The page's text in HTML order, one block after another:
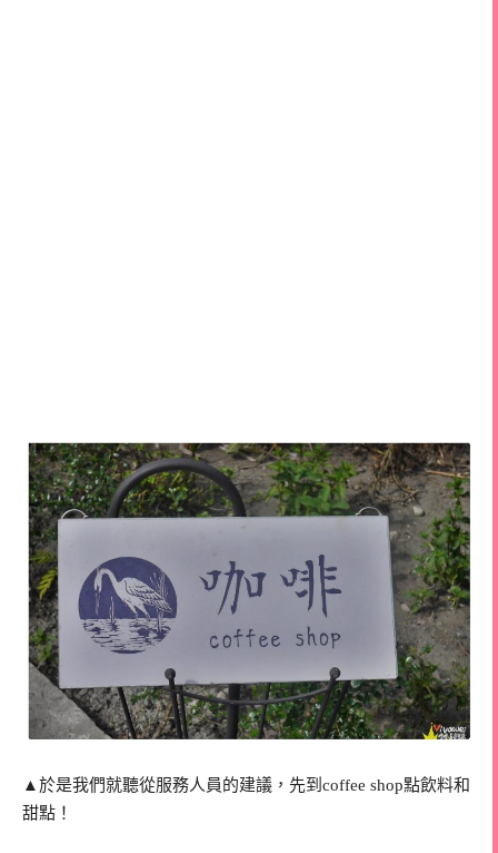
▲於是我們就聽從服務人員的建議，先到coffee shop點飲料和
甜點！